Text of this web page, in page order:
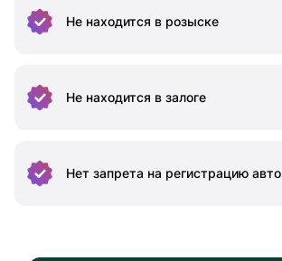
Не находится в розыске
Не находится в залоге
Нет запрета на регистрацию авто